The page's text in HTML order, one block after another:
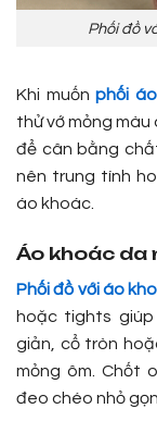
Phối đồ
Khi muốnphối
thử vớ mỏng
để cân bằng
nên trung tính
áo khoác.
Áo khoác da
Phối đồ với áo
hoặc tights
giản, cổ tròn
mỏng ôm. Chốt
đeo chéo nhỏ